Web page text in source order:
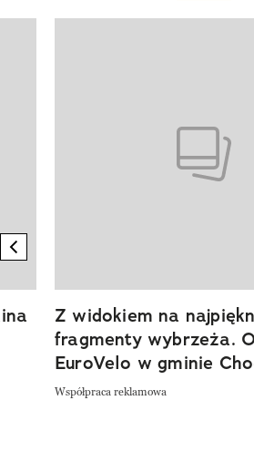
previous element
Z widokiem na
fragmenty wybrzeża.
EuroVelo w gminie
Współpraca reklamowa